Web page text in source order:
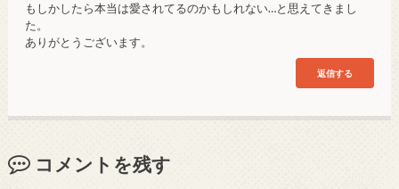
もしかしたら本当は愛されてるのかもしれない…と思えてきまし
た。
ありがとうございます。
返信する
コメントを残す